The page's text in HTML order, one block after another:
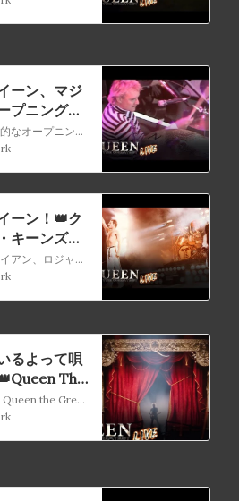
ーン、マジ
プニング曲
The
ソード8)
今回は、クイーンの象徴的なオープニングナンバーを振り返る締めくくりとして、1986年の伝説的なマジックツアーを再訪し、大規模なスタジアムショーが「One Vision」でいかにスタイリッシュに幕を開けたかを紹介します。
ーン！👑ク
キーンズ公
曲：Queen
エピソード
今回は、フレディ、ブライアン、ロジャー、ジョンが観客を熱狂させる能力を発揮した、伝説的なミルトンキーンズボウルでの公演をご紹介します。
るよって唄
The
ソード6)
ミニドキュメンタリー Queen the Greatest Live🔥 第6回は最もライヴで演奏されている「Now I'm Here」について語ります